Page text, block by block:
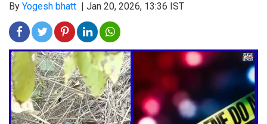
By Yogesh bhatt Jan 20, 2026, 13:36 IST